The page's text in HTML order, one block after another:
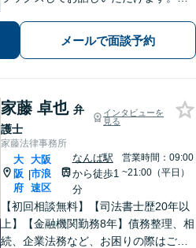
策を一緒に考えていきましょう！【土
曜・夜間◎】
メールで面談予約
家藤 卓也 弁
護士
インタビューを
見る
家藤法律事務所
大
阪
府
|
大阪
市浪
速区
なんば駅
から徒歩1
分
営業時間：09:00
~21:00（平日）
【初回相談無料】【司法書士歴20年以
上】【金融機関勤務8年】債務整理、相
続、企業法務など、お困りの際はご相